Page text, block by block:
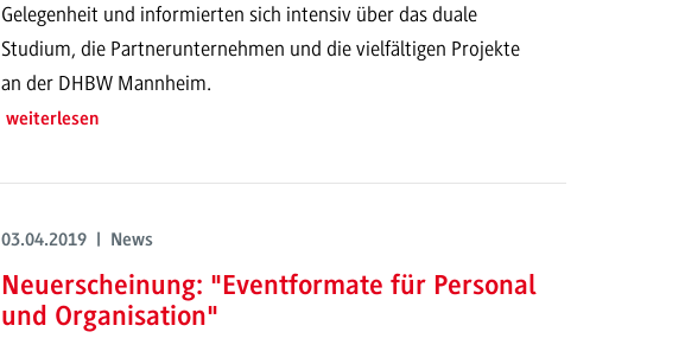
Gelegenheit und informierten sich intensiv über das duale
Studium, die Partnerunternehmen und die vielfältigen Projekte
an der DHBW Mannheim.
weiterlesen
03.04.2019 | News
Neuerscheinung: "Eventformate für Personal
und Organisation"